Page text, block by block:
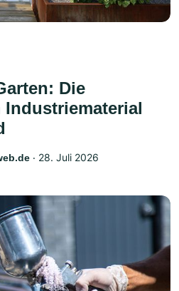
Die
‧ 28. Juli 2026